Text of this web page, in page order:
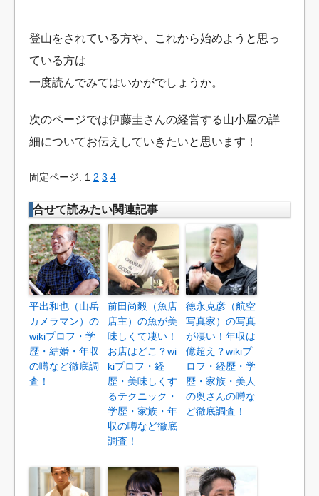
登山をされている方や、これから始めようと思っ
ている方は
一度読んでみてはいかがでしょうか。
次のページでは伊藤圭さんの経営する山小屋の詳
細についてお伝えしていきたいと思います！
固定ページ: 1 2 3 4
合せて読みたい関連記事
平出和也（山岳
カメラマン）の
wikiプロフ・学
歴・結婚・年収
の噂など徹底調
査！
前田尚毅（魚店
店主）の魚が美
味しくて凄い！
お店はどこ？wi
kiプロフ・経
歴・美味しくす
るテクニック・
学歴・家族・年
収の噂など徹底
調査！
徳永克彦（航空
写真家）の写真
が凄い！年収は
億超え？wikiプ
ロフ・経歴・学
歴・家族・美人
の奥さんの噂な
ど徹底調査！